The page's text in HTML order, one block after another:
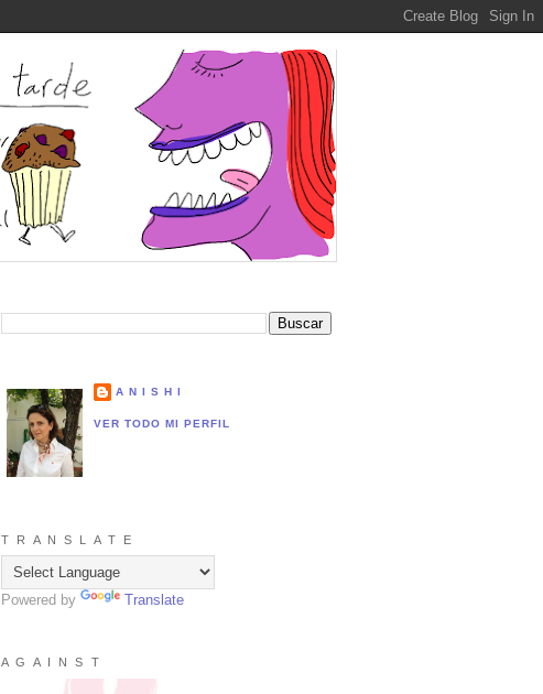
A N I S H I
VER TODO MI PERFIL
T R A N S L A T E
Powered by Translate
A G A I N S T